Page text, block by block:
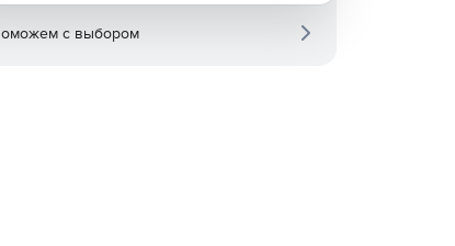
с выбором